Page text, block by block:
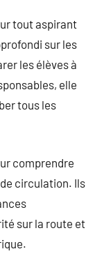
tout aspirant
sur les
les élèves à
elle
tous les
comprendre
circulation. Ils
sur la route et